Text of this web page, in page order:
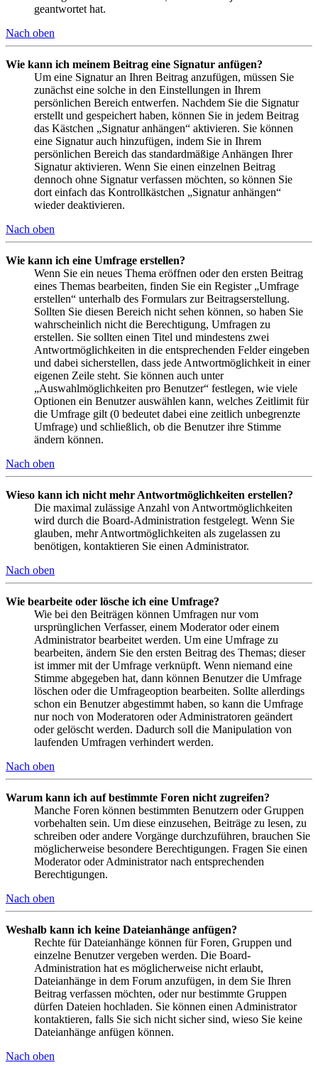
geantwortet hat.
Nach oben
Wie kann ich meinem Beitrag eine Signatur anfügen?
Um eine Signatur an Ihren Beitrag anzufügen, müssen Sie
zunächst eine solche in den Einstellungen in Ihrem
persönlichen Bereich entwerfen. Nachdem Sie die Signatur
erstellt und gespeichert haben, können Sie in jedem Beitrag
das Kästchen „Signatur anhängen“ aktivieren. Sie können
eine Signatur auch hinzufügen, indem Sie in Ihrem
persönlichen Bereich das standardmäßige Anhängen Ihrer
Signatur aktivieren. Wenn Sie einen einzelnen Beitrag
dennoch ohne Signatur verfassen möchten, so können Sie
dort einfach das Kontrollkästchen „Signatur anhängen“
wieder deaktivieren.
Nach oben
Wie kann ich eine Umfrage erstellen?
Wenn Sie ein neues Thema eröffnen oder den ersten Beitrag
eines Themas bearbeiten, finden Sie ein Register „Umfrage
erstellen“ unterhalb des Formulars zur Beitragserstellung.
Sollten Sie diesen Bereich nicht sehen können, so haben Sie
wahrscheinlich nicht die Berechtigung, Umfragen zu
erstellen. Sie sollten einen Titel und mindestens zwei
Antwortmöglichkeiten in die entsprechenden Felder eingeben
und dabei sicherstellen, dass jede Antwortmöglichkeit in einer
eigenen Zeile steht. Sie können auch unter
„Auswahlmöglichkeiten pro Benutzer“ festlegen, wie viele
Optionen ein Benutzer auswählen kann, welches Zeitlimit für
die Umfrage gilt (0 bedeutet dabei eine zeitlich unbegrenzte
Umfrage) und schließlich, ob die Benutzer ihre Stimme
ändern können.
Nach oben
Wieso kann ich nicht mehr Antwortmöglichkeiten erstellen?
Die maximal zulässige Anzahl von Antwortmöglichkeiten
wird durch die Board-Administration festgelegt. Wenn Sie
glauben, mehr Antwortmöglichkeiten als zugelassen zu
benötigen, kontaktieren Sie einen Administrator.
Nach oben
Wie bearbeite oder lösche ich eine Umfrage?
Wie bei den Beiträgen können Umfragen nur vom
ursprünglichen Verfasser, einem Moderator oder einem
Administrator bearbeitet werden. Um eine Umfrage zu
bearbeiten, ändern Sie den ersten Beitrag des Themas; dieser
ist immer mit der Umfrage verknüpft. Wenn niemand eine
Stimme abgegeben hat, dann können Benutzer die Umfrage
löschen oder die Umfrageoption bearbeiten. Sollte allerdings
schon ein Benutzer abgestimmt haben, so kann die Umfrage
nur noch von Moderatoren oder Administratoren geändert
oder gelöscht werden. Dadurch soll die Manipulation von
laufenden Umfragen verhindert werden.
Nach oben
Warum kann ich auf bestimmte Foren nicht zugreifen?
Manche Foren können bestimmten Benutzern oder Gruppen
vorbehalten sein. Um diese einzusehen, Beiträge zu lesen, zu
schreiben oder andere Vorgänge durchzuführen, brauchen Sie
möglicherweise besondere Berechtigungen. Fragen Sie einen
Moderator oder Administrator nach entsprechenden
Berechtigungen.
Nach oben
Weshalb kann ich keine Dateianhänge anfügen?
Rechte für Dateianhänge können für Foren, Gruppen und
einzelne Benutzer vergeben werden. Die Board-
Administration hat es möglicherweise nicht erlaubt,
Dateianhänge in dem Forum anzufügen, in dem Sie Ihren
Beitrag verfassen möchten, oder nur bestimmte Gruppen
dürfen Dateien hochladen. Sie können einen Administrator
kontaktieren, falls Sie sich nicht sicher sind, wieso Sie keine
Dateianhänge anfügen können.
Nach oben